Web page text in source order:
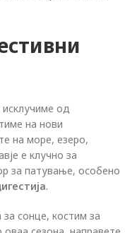
од
на нови
на море, езеро,
е клучно за
за патување, особено
.
сонце, костим за